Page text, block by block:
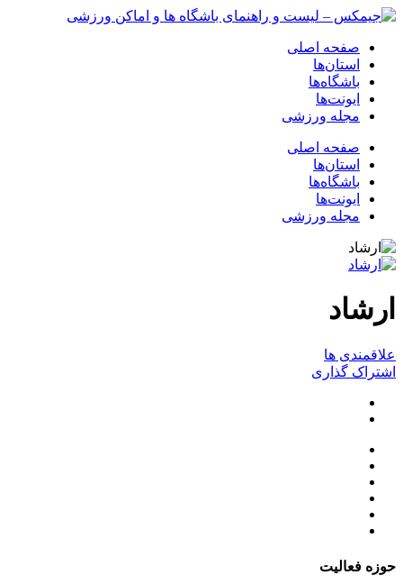
صفحه اصلی
استان‌ها
باشگاه‌ها
ایونت‌ها
مجله ورزشی
صفحه اصلی
استان‌ها
باشگاه‌ها
ایونت‌ها
مجله ورزشی
ارشاد
علاقمندی ها
اشتراک گذاری
حوزه فعالیت